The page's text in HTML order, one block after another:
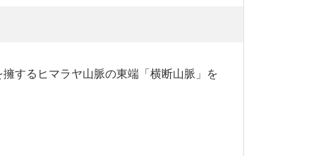
するヒマラヤ山脈の東端「横断山脈」を